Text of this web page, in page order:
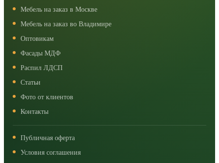
Мебель на заказ в Москве
Мебель на заказ во Владимире
Оптовикам
Фасады МДФ
Распил ЛДСП
Статьи
Фото от клиентов
Контакты
Публичная оферта
Условия соглашения